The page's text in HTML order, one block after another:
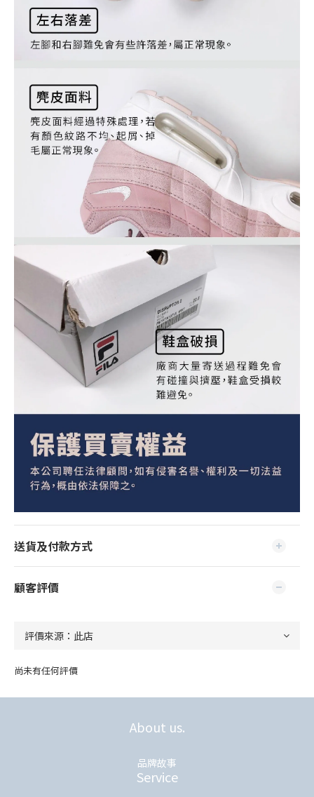
送貨及付款方式
顧客評價
尚未有任何評價
About us.
品牌故事
Service